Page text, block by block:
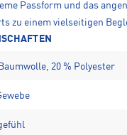
Passform und das
zu einem vielseitigen
20 % Polyester